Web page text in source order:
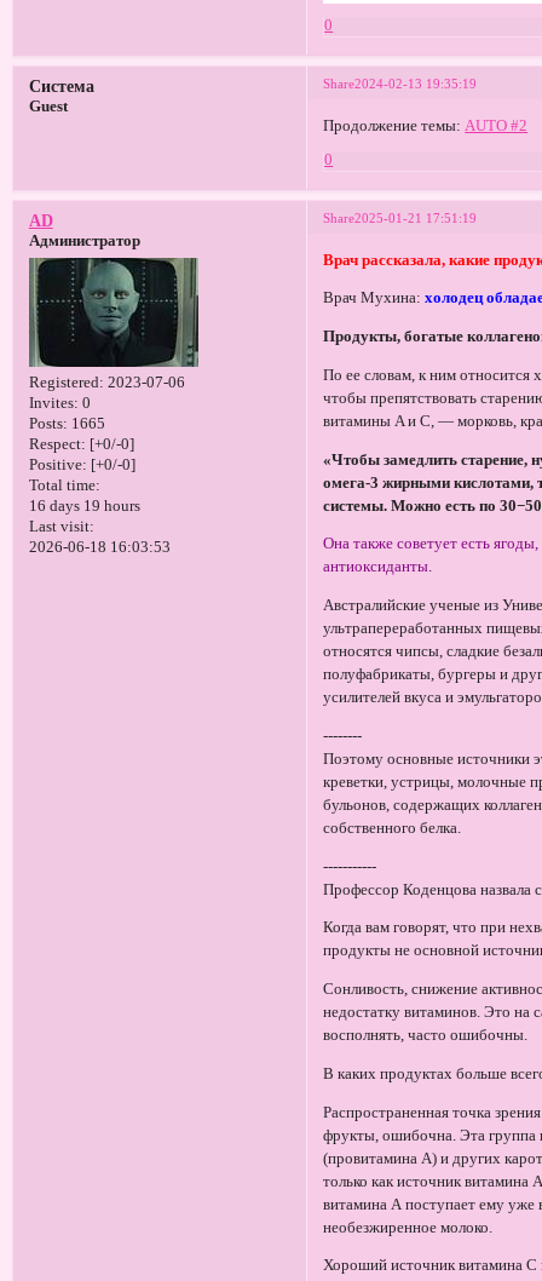
0
Share2024-02-13 19:35:19
Система
Guest
Продолжение темы: AUTO #2
0
Share2025-01-21 17:51:19
AD
Администратор
Registered: 2023-07-06
Invites: 0
Posts: 1665
Respect: [+0/-0]
Positive: [+0/-0]
Total time:
16 days 19 hours
Last visit:
2026-06-18 16:03:53
Врач рассказала, какие
Врач Мухина: холодец
Продукты, богатые
По ее словам, к ним относится
чтобы препятствовать
витамины A и C, — морковь,
«Чтобы замедлить старение,
омега-3 жирными кислотами,
системы. Можно есть по
Она также советует есть
антиоксиданты.
Австралийские ученые из
ультрапереработанных
относятся чипсы, сладкие
полуфабрикаты, бургеры и
усилителей вкуса и
--------
Поэтому основные источники
креветки, устрицы, молочные
бульонов, содержащих
собственного белка.
-----------
Профессор Коденцова
Когда вам говорят, что при
продукты не основной
Сонливость, снижение
недостатку витаминов. Это на
восполнять, часто ошибочны.
В каких продуктах больше
Распространенная точка
фрукты, ошибочна. Эта группа
(провитамина А) и других
только как источник
витамина А поступает ему уже
необезжиренное молоко.
Хороший источник витамина С